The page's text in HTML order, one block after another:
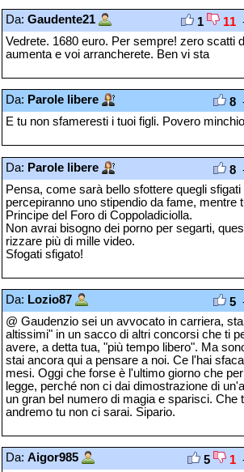
Da: Gaudente21 1 11
Vedrete. 1680 euro. Per sempre! zero scatti
aumenta e voi arrancherete. Ben vi sta
Da: Parole libere 8
E tu non sfameresti i tuoi figli. Povero
Da: Parole libere 8
Pensa, come sarà bello sfottere quegli
percepiranno uno stipendio da fame, mentre
Principe del Foro di Coppoladiciolla.
Non avrai bisogno dei porno per segarti,
rizzare più di mille video.
Sfogati sfigato!
Da: Lozio87 5
@ Gaudenzio sei un avvocato in carriera,
altissimi" in un sacco di altri concorsi che ti
avere, a detta tua, "più tempo libero". Ma
stai ancora qui a pensare a noi. Ce l'hai
mesi. Oggi che forse è l'ultimo giorno che
legge, perché non ci dai dimostrazione di
un gran bel numero di magia e sparisci. Che
andremo tu non ci sarai. Sipario.
Da: Aigor985 5 1